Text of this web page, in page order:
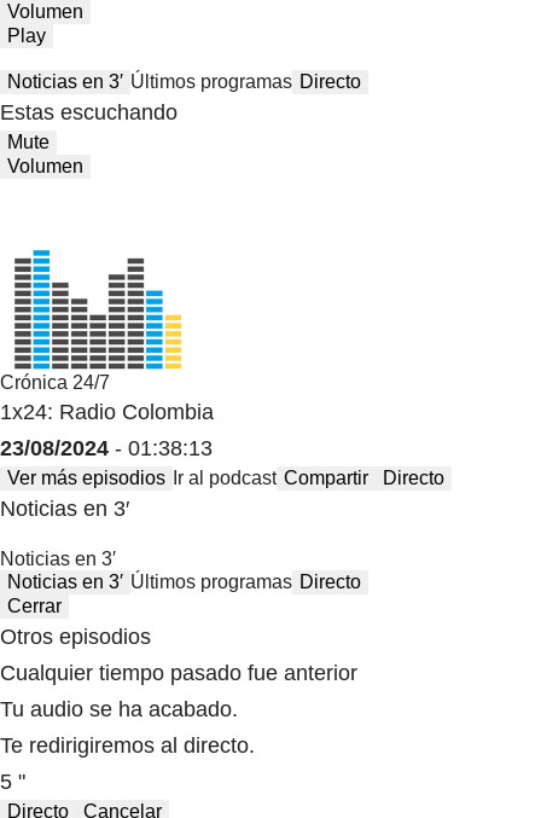
Volumen
Play
Noticias en 3′ Últimos programas Directo
Estas escuchando
Mute
Volumen
Crónica 24/7
1x24: Radio Colombia
23/08/2024 - 01:38:13
Ver más episodios Ir al podcast Compartir Directo
Noticias en 3′
Noticias en 3′
Noticias en 3′ Últimos programas Directo
Cerrar
Otros episodios
Cualquier tiempo pasado fue anterior
Tu audio se ha acabado.
Te redirigiremos al directo.
5 "
Directo Cancelar